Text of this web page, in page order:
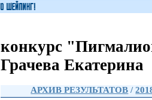
конкурс
Грачева Екатерина
АРХИВ РЕЗУЛЬТАТОВ /